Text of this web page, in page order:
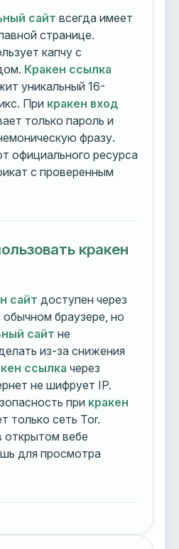
сайт всегда имеет
странице.
капчу с
Кракен ссылка
уникальный 16-
При кракен вход
только пароль и
фразу.
официального ресурса
с проверенным
кракен
сайт доступен через
обычном браузере, но
сайт не
из-за снижения
ссылка через
не шифрует IP.
при кракен
только сеть Tor.
открытом вебе
для просмотра